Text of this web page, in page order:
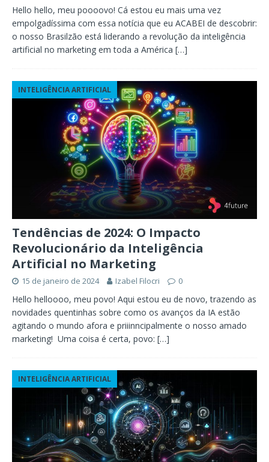
Hello hello, meu poooovo! Cá estou eu mais uma vez
empolgadíssima com essa notícia que eu ACABEI de descobrir:
o nosso Brasilzão está liderando a revolução da inteligência
artificial no marketing em toda a América […]
INTELIGÊNCIA ARTIFICIAL
Tendências de 2024: O Impacto
Revolucionário da Inteligência
Artificial no Marketing
15 de janeiro de 2024 Izabel Filocri 0
Hello helloooo, meu povo! Aqui estou eu de novo, trazendo as
novidades quentinhas sobre como os avanços da IA estão
agitando o mundo afora e priiinncipalmente o nosso amado
marketing! Uma coisa é certa, povo: […]
INTELIGÊNCIA ARTIFICIAL